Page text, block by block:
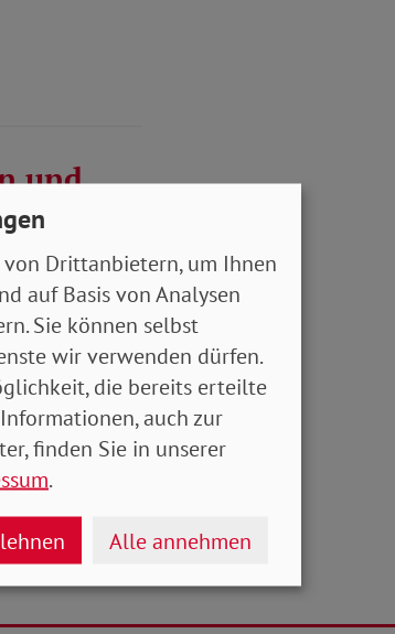
und
Drittanbietern, um Ihnen
auf Basis von Analysen
Sie können selbst
wir verwenden dürfen.
die bereits erteilte
auch zur
finden Sie in unserer
.
Alle annehmen